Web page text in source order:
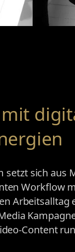
setzt sich aus
Workflow
Arbeitsalltag
Content